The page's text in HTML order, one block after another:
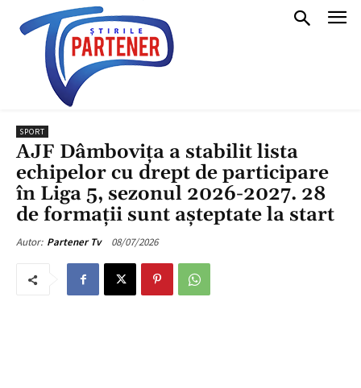
SPORT
AJF Dâmbovița a stabilit lista
echipelor cu drept de participare
în Liga 5, sezonul 2026-2027. 28
de formații sunt așteptate la start
Autor: Partener Tv 08/07/2026